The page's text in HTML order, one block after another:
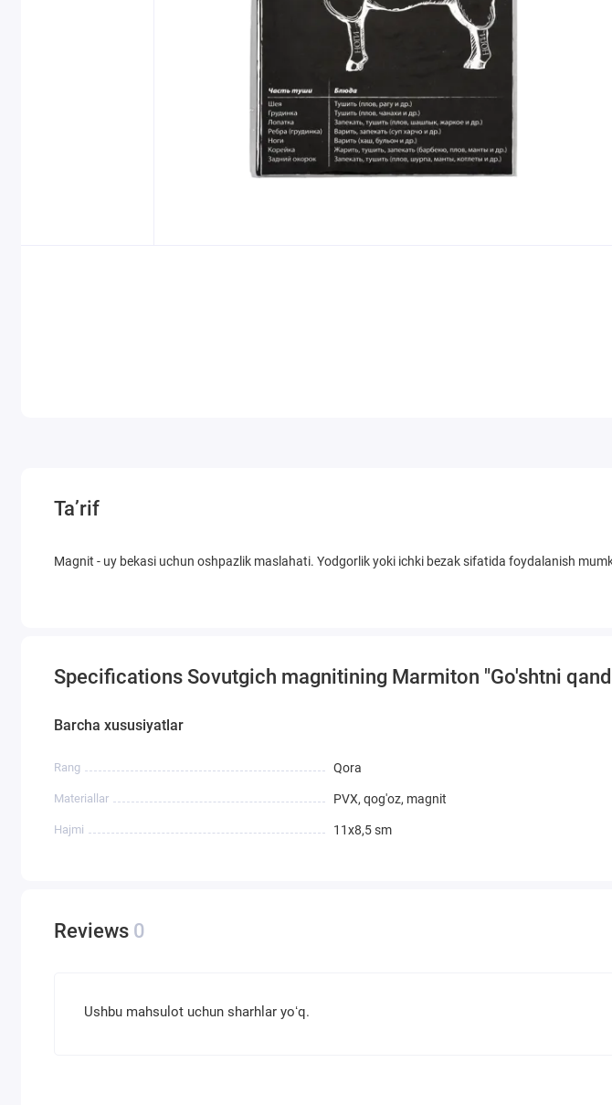
Ta’rif
Magnit - uy bekasi uchun oshpazlik maslahati. Yodgorlik yoki ichki bezak sifatida foydalanish
Specifications Sovutgich magnitining Marmiton "Go'shtni
Barcha xususiyatlar
Rang Qora
Materiallar PVX, qog'oz, magnit
Hajmi 11х8,5 sm
Reviews 0
Ushbu mahsulot uchun sharhlar yoʻq.